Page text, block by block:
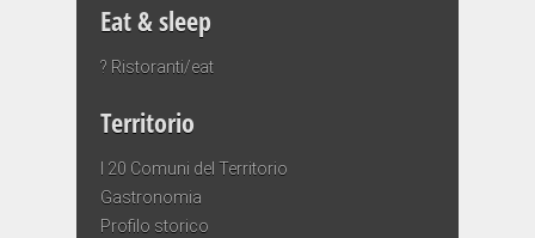
Eat & sleep
? Ristoranti/eat
Territorio
I 20 Comuni del Territorio
Gastronomia
Profilo storico